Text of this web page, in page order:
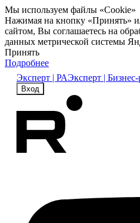
Мы используем файлы «Cookie»
Нажимая на кнопку «Принять»
сайтом, Вы соглашаетесь на
данных метрической системы
Принять
Подробнее
Эксперт | РАЭксперт |
Вход